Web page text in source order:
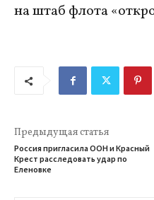
на штаб флота
Предыдущая статья
Россия пригласила ООН и Красный
Крест расследовать удар по
Еленовке